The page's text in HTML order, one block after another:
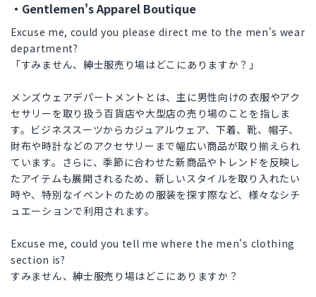
・Gentlemen's Apparel Boutique
Excuse me, could you please direct me to the men's wear
department?
「すみません、紳士服売り場はどこにありますか？」
メンズウェアデパートメントとは、主に男性向けの衣服やアク
セサリーを取り扱う百貨店や大型店の売り場のことを指しま
す。ビジネススーツからカジュアルウェア、下着、靴、帽子、
財布や時計などのアクセサリーまで幅広い商品が取り揃えられ
ています。さらに、季節に合わせた新商品やトレンドを反映し
たアイテムも展開されるため、新しいスタイルを取り入れたい
時や、特別なイベントのための服装を探す際など、様々なシチ
ュエーションで利用されます。
Excuse me, could you tell me where the men's clothing
section is?
すみません、紳士服売り場はどこにありますか？